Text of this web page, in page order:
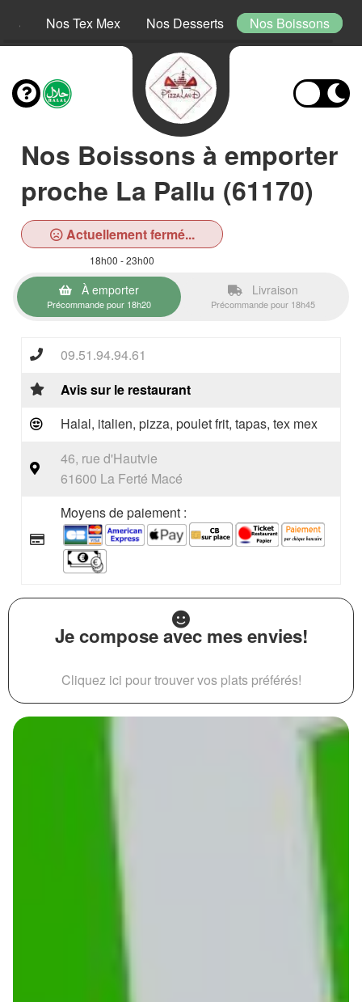
Nos Tex Mex Nos Desserts Nos Boissons
Nos Boissons à emporter
proche La Pallu (61170)
Actuellement fermé...
18h00 - 23h00
À emporter
Précommande pour 18h20
Livraison
Précommande pour 18h45
09.51.94.94.61
Avis sur le restaurant
Halal, italien, pizza, poulet frit, tapas, tex mex
46, rue d'Hautvie
61600 La Ferté Macé
Moyens de paiement :
Je compose avec mes envies!
Cliquez ici pour trouver vos plats préférés!